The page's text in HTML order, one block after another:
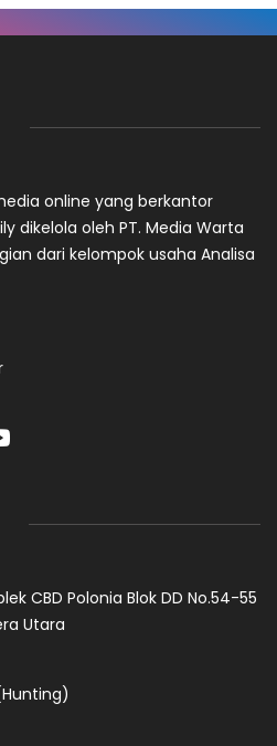
online yang berkantor
dikelola oleh PT. Media Warta
dari kelompok usaha Analisa
CBD Polonia Blok DD No.54-55
Utara